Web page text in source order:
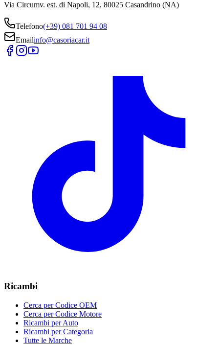
Via Circumv. est. di Napoli, 12, 80025 Casandrino (NA)
Telefono(+39) 081 701 94 08
Emailinfo@casoriacar.it
Ricambi
Cerca per Codice OEM
Cerca per Codice Motore
Ricambi per Auto
Ricambi per Categoria
Tutte le Marche